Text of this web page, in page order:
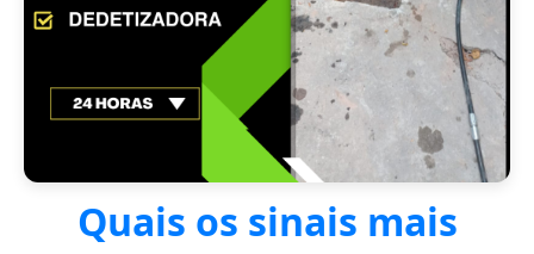
Quais os sinais mais